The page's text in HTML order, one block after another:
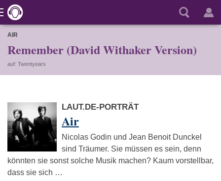
AIR
Remember (David Withaker Version)
auf: Twentyears
LAUT.DE-PORTRÄT
Air
Nicolas Godin und Jean Benoit Dunckel
sind Träumer. Sie müssen es sein, denn
könnten sie sonst solche Musik machen? Kaum vorstellbar,
dass sie sich …